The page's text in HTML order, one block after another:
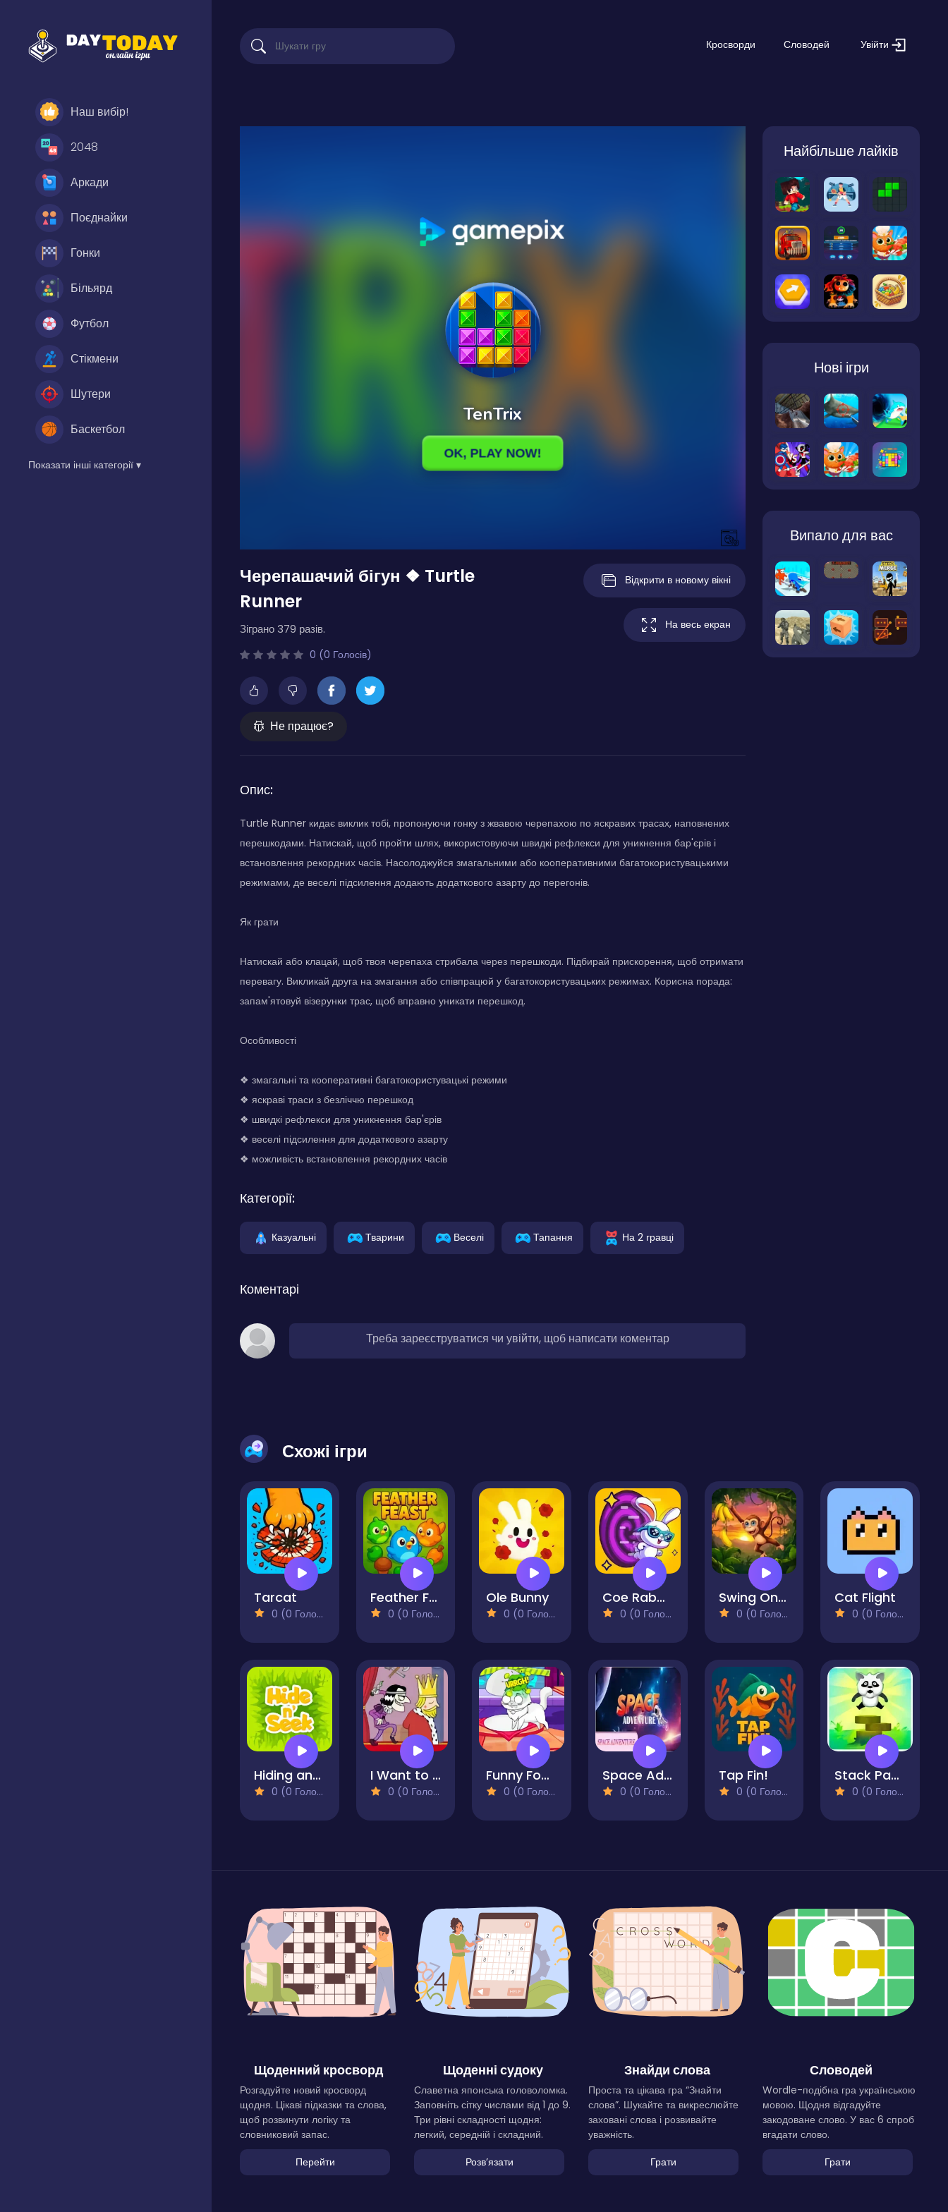
Наш вибір!
2048
Аркади
Поєднайки
Гонки
Більярд
Футбол
Стікмени
Шутери
Баскетбол
Показати інші категорії ▾
Кросворди Словодей Увійти
Черепашачий бігун ❖ Turtle
Runner
Зіграно 379 разів.
0 (0 Голосів)
Не працює?
Відкрити в новому вікні
На весь екран
Опис:
Turtle Runner кидає виклик тобі, пропонуючи гонку з жвавою черепахою по яскравих трасах, наповнених
перешкодами. Натискай, щоб пройти шлях, використовуючи швидкі рефлекси для уникнення бар'єрів і
встановлення рекордних часів. Насолоджуйся змагальними або кооперативними багатокористувацькими
режимами, де веселі підсилення додають додаткового азарту до перегонів.
Як грати
Натискай або клацай, щоб твоя черепаха стрибала через перешкоди. Підбирай прискорення, щоб отримати
перевагу. Викликай друга на змагання або співпрацюй у багатокористувацьких режимах. Корисна порада:
запам'ятовуй візерунки трас, щоб вправно уникати перешкод.
Особливості
❖ змагальні та кооперативні багатокористувацькі режими
❖ яскраві траси з безліччю перешкод
❖ швидкі рефлекси для уникнення бар'єрів
❖ веселі підсилення для додаткового азарту
❖ можливість встановлення рекордних часів
Категорії:
Казуальні Тварини Веселі Тапання На 2 гравці
Коментарі
Треба зареєструватися чи увійти, щоб написати коментар
Найбільше лайків
Нові ігри
Випало для вас
Схожі ігри
Tarcat
0 (0 Голосів)
Feather Feast
0 (0 Голосів)
Ole Bunny
0 (0 Голосів)
Coe Rabbit
0 (0 Голосів)
Swing On Moo
0 (0 Голосів)
Cat Flight
0 (0 Голосів)
Hiding and Seeking
0 (0 Голосів)
I Want to Be King
0 (0 Голосів)
Funny Food Duel
0 (0 Голосів)
Space Adventure
0 (0 Голосів)
Tap Fin!
0 (0 Голосів)
Stack Panda
0 (0 Голосів)
Щоденний кросворд
Розгадуйте новий кросворд
щодня. Цікаві підказки та слова,
щоб розвинути логіку та
словниковий запас.
Перейти
Щоденні судоку
Славетна японська головоломка.
Заповніть сітку числами від 1 до 9.
Три рівні складності щодня:
легкий, середній і складний.
Розвʼязати
Знайди слова
Проста та цікава гра “Знайти
слова”. Шукайте та викреслюйте
заховані слова і розвивайте
уважність.
Грати
Словодей
Wordle-подібна гра українською
мовою. Щодня відгадуйте
закодоване слово. У вас 6 спроб
вгадати слово.
Грати